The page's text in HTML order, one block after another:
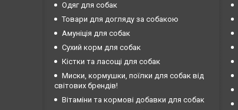
Одяг для собак
Товари для догляду за собакою
Амуніція для собак
Сухий корм для собак
Кістки та ласощі для собак
Миски, кормушки, поїлки для собак від
світових брендів!
Вітаміни та кормові добавки для собак